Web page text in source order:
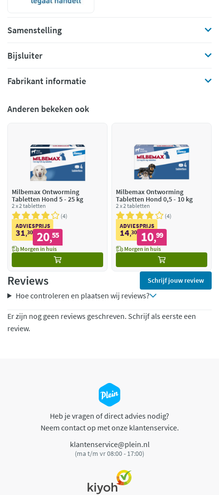
Samenstelling
Bijsluiter
Fabrikant informatie
Anderen bekeken ook
Milbemax Ontworming
Tabletten Hond 5 - 25 kg
2 x 2 tabletten
4
ADVIESPRIJS
31,30 20,55
Morgen in huis
Milbemax Ontworming
Tabletten Hond 0,5 - 10 kg
2 x 2 tabletten
4
ADVIESPRIJS
14,30 10,99
Morgen in huis
Reviews Schrijf jouw review
Hoe controleren en plaatsen wij reviews?
Er zijn nog geen reviews geschreven. Schrijf als eerste een
review.
Heb je vragen of direct advies nodig?
Neem contact op met onze klantenservice.
klantenservice@plein.nl
(ma t/m vr 08:00 - 17:00)